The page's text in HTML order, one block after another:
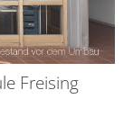
Freising